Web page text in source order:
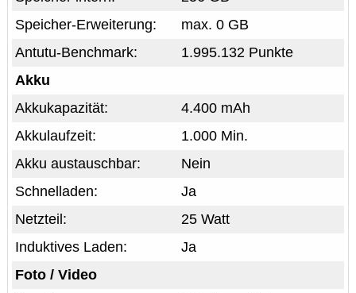
max. 0 GB
Speicher-Erweiterung:
1.995.132 Punkte
Antutu-Benchmark:
Akku
4.400 mAh
Akkukapazität:
1.000 Min.
Akkulaufzeit:
Nein
Akku austauschbar:
Ja
Schnelladen:
25 Watt
Netzteil:
Ja
Induktives Laden:
Foto / Video